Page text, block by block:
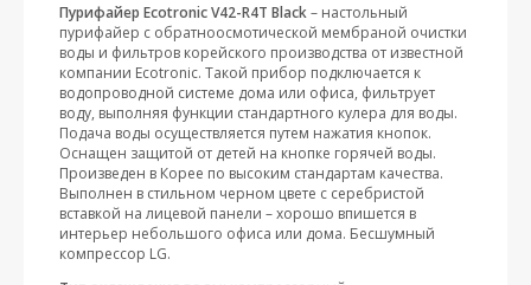
Пурифайер Ecotronic V42-R4T Black– настольный
пурифайер с обратноосмотической мембраной очистки
воды и фильтров корейского производства от известной
компании Ecotronic. Такой прибор подключается к
водопроводной системе дома или офиса, фильтрует
воду, выполняя функции стандартного кулера для воды.
Подача воды осуществляется путем нажатия кнопок.
Оснащен защитой от детей на кнопке горячей воды.
Произведен в Корее по высоким стандартам качества.
Выполнен в стильном черном цвете с серебристой
вставкой на лицевой панели – хорошо впишется в
интерьер небольшого офиса или дома. Бесшумный
компрессор LG.